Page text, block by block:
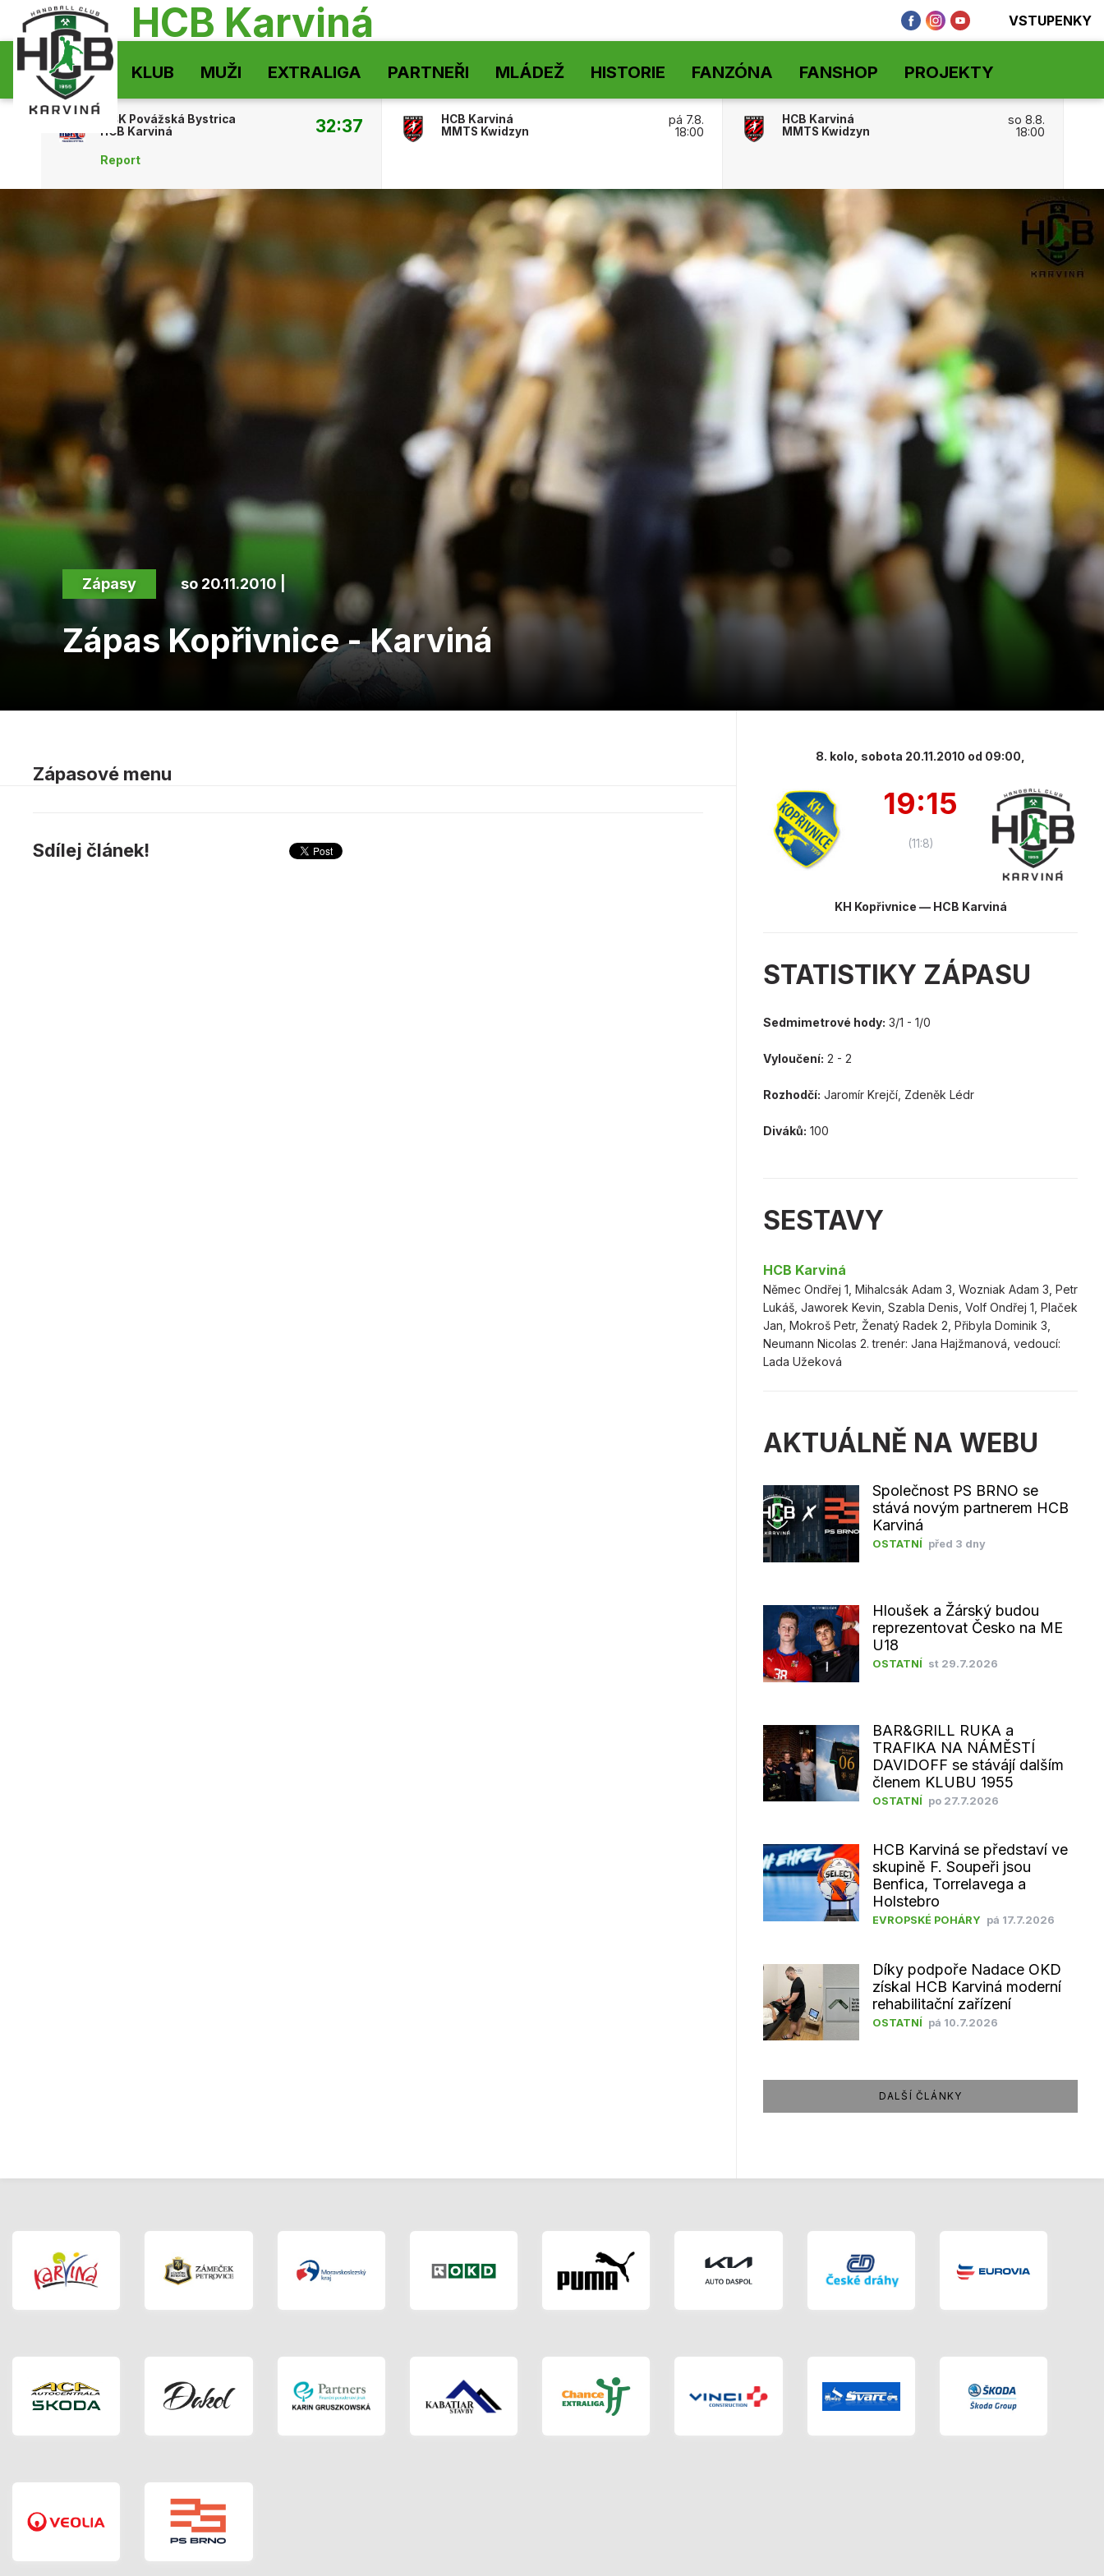
HCB Karviná VSTUPENKY
KLUB MUŽI EXTRALIGA PARTNEŘI MLÁDEŽ HISTORIE FANZÓNA FANSHOP PROJEKTY
MŠK Povážská Bystrica
HCB Karviná
32:37
Report
HCB Karviná
MMTS Kwidzyn
pá 7.8.
18:00
HCB Karviná
MMTS Kwidzyn
so 8.8.
18:00
Zápasy so 20.11.2010 |
Zápas Kopřivnice - Karviná
Zápasové menu
Sdílej článek!
8. kolo, sobota 20.11.2010 od 09:00,
19:15
(11:8)
KH Kopřivnice — HCB Karviná
STATISTIKY ZÁPASU
Sedmimetrové hody: 3/1 - 1/0
Vyloučení: 2 - 2
Rozhodčí: Jaromír Krejčí, Zdeněk Lédr
Diváků: 100
SESTAVY
HCB Karviná
Němec Ondřej 1, Mihalcsák Adam 3, Wozniak Adam 3, Petr
Lukáš, Jaworek Kevin, Szabla Denis, Volf Ondřej 1, Plaček
Jan, Mokroš Petr, Ženatý Radek 2, Přibyla Dominik 3,
Neumann Nicolas 2. trenér: Jana Hajžmanová, vedoucí:
Lada Užeková
AKTUÁLNĚ NA WEBU
Společnost PS BRNO se
stává novým partnerem HCB
Karviná
OSTATNÍ před 3 dny
Hloušek a Žárský budou
reprezentovat Česko na ME
U18
OSTATNÍ st 29.7.2026
BAR&GRILL RUKA a
TRAFIKA NA NÁMĚSTÍ
DAVIDOFF se stávájí dalším
členem KLUBU 1955
OSTATNÍ po 27.7.2026
HCB Karviná se představí ve
skupině F. Soupeři jsou
Benfica, Torrelavega a
Holstebro
EVROPSKÉ POHÁRY pá 17.7.2026
Díky podpoře Nadace OKD
získal HCB Karviná moderní
rehabilitační zařízení
OSTATNÍ pá 10.7.2026
DALŠÍ ČLÁNKY